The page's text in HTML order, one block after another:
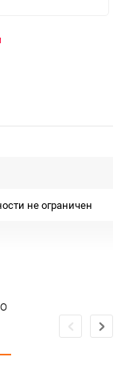
не ограничен
сертификации
не требует